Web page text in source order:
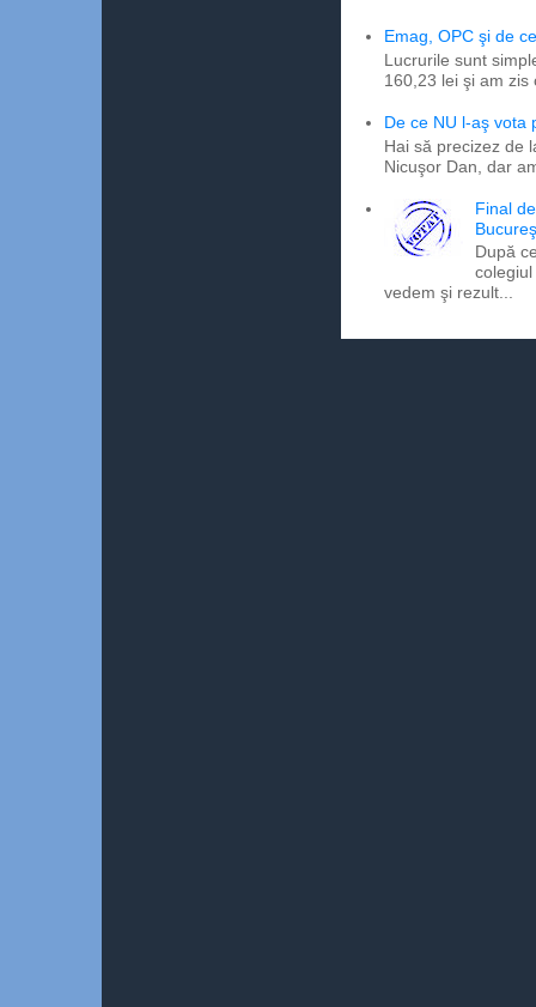
Emag, OPC şi de
Lucrurile sunt
160,23 lei şi am
De ce NU l-aş vota
Hai să precizez de
Nicuşor Dan, dar
Final
După
vedem şi rezult...